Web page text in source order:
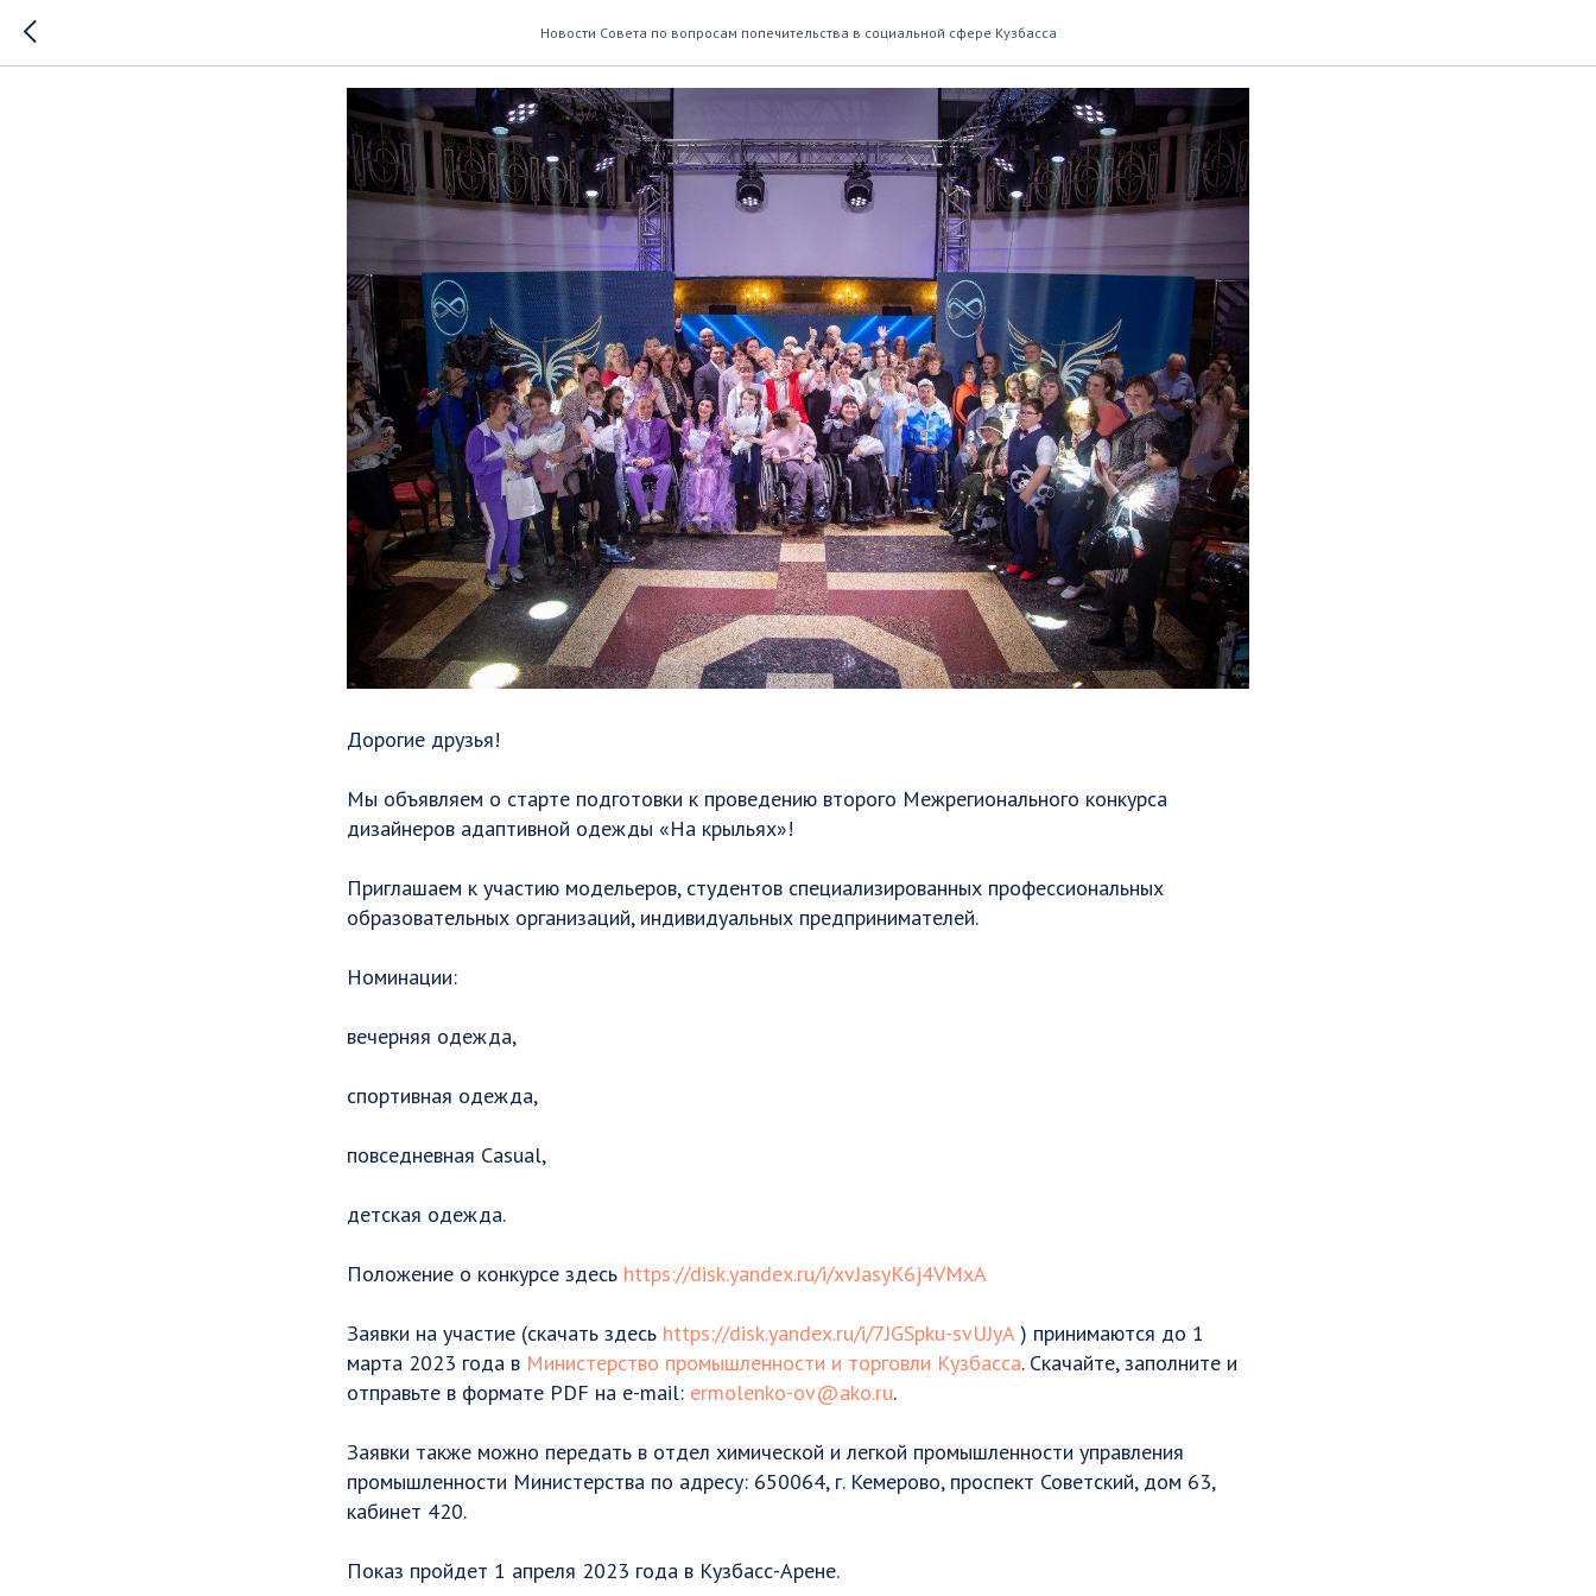
Новости Совета по вопросам попечительства в социальной сфере Кузбасса
Новые возможности для инвалидов
Дорогие друзья!
Мы объявляем о старте подготовки к проведению второго Межрегионального конкурса
дизайнеров адаптивной одежды «На крыльях»!
Приглашаем к участию модельеров, студентов специализированных профессиональных
образовательных организаций, индивидуальных предпринимателей.
Номинации:
вечерняя одежда,
спортивная одежда,
повседневная Casual,
детская одежда.
Положение о конкурсе здесь https://disk.yandex.ru/i/xvJasyK6j4VMxA
Заявки на участие (скачать здесь https://disk.yandex.ru/i/7JGSpku-svUJyA) принимаются до 1
марта 2023 года в Министерство промышленности и торговли Кузбасса. Скачайте, заполните и
отправьте в формате PDF на e-mail: ermolenko-ov@ako.ru.
Заявки также можно передать в отдел химической и легкой промышленности управления
промышленности Министерства по адресу: 650064, г. Кемерово, проспект Советский, дом 63,
кабинет 420.
Показ пройдет 1 апреля 2023 года в Кузбасс-Арене.